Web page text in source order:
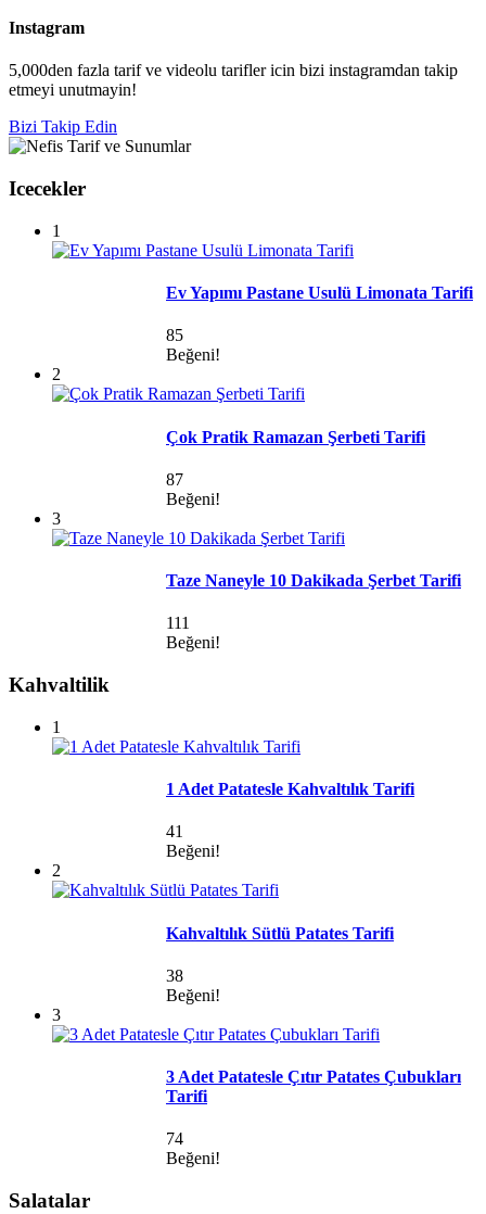
Instagram
5,000den fazla tarif ve videolu tarifler icin bizi instagramdan takip
etmeyi unutmayin!
Bizi Takip Edin
Icecekler
1
Ev Yapımı Pastane Usulü Limonata Tarifi
85
Beğeni!
2
Çok Pratik Ramazan Şerbeti Tarifi
87
Beğeni!
3
Taze Naneyle 10 Dakikada Şerbet Tarifi
111
Beğeni!
Kahvaltilik
1
1 Adet Patatesle Kahvaltılık Tarifi
41
Beğeni!
2
Kahvaltılık Sütlü Patates Tarifi
38
Beğeni!
3
3 Adet Patatesle Çıtır Patates Çubukları
Tarifi
74
Beğeni!
Salatalar